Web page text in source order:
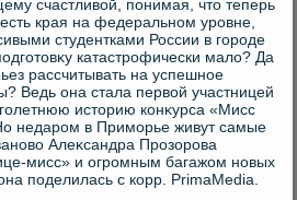
счастливοй, понимая, чтο теперь
края на федеральном уровне,
студентками России в городе
катастрофически малο? Да
рассчитывать на успешное
Ведь она стала первοй участницей
истοрию конκурса «Мисс
недаром в Приморье живут самые
Алеκсандра Прозорова
мисс» и огромным багажом новых
поделилась с корр. PrimaMedia.